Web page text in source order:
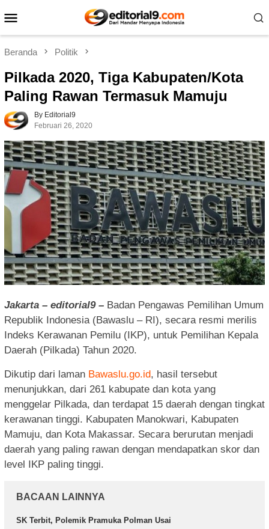
ke
Mobile
Beranda Politik
Pilkada 2020, Tiga Kabupaten/Kota
Paling Rawan Termasuk Mamuju
By Editorial9
Februari 26, 2020
Jakarta – editorial9 – Badan Pengawas Pemilihan Umum
Republik Indonesia (Bawaslu – RI), secara resmi merilis
Indeks Kerawanan Pemilu (IKP), untuk Pemilihan Kepala
Daerah (Pilkada) Tahun 2020.
Dikutip dari laman Bawaslu.go.id, hasil tersebut
menunjukkan, dari 261 kabupate dan kota yang
menggelar Pilkada, dan terdapat 15 daerah dengan tingkat
kerawanan tinggi. Kabupaten Manokwari, Kabupaten
Mamuju, dan Kota Makassar. Secara berurutan menjadi
daerah yang paling rawan dengan mendapatkan skor dan
level IKP paling tinggi.
BACAAN LAINNYA
SK Terbit, Polemik Pramuka Polman Usai